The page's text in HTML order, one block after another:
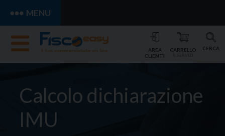
MENU
CERCA
CARRELLO
AREA
CLIENTI
Calcolo dichiarazione
IMU